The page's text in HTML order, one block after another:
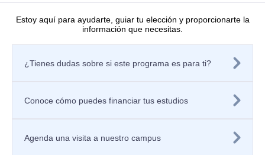
Estoy aquí para ayudarte, guiar tu elección y proporcionarte la
información que necesitas.
¿Tienes dudas sobre si este programa es para ti?
Conoce cómo puedes financiar tus estudios
Agenda una visita a nuestro campus
Nuestras publicaciones
Laboratorios
Políticas
Política de privacidad de los sitios web
Política de Seguridad de la Información
Registra tu PQRSF